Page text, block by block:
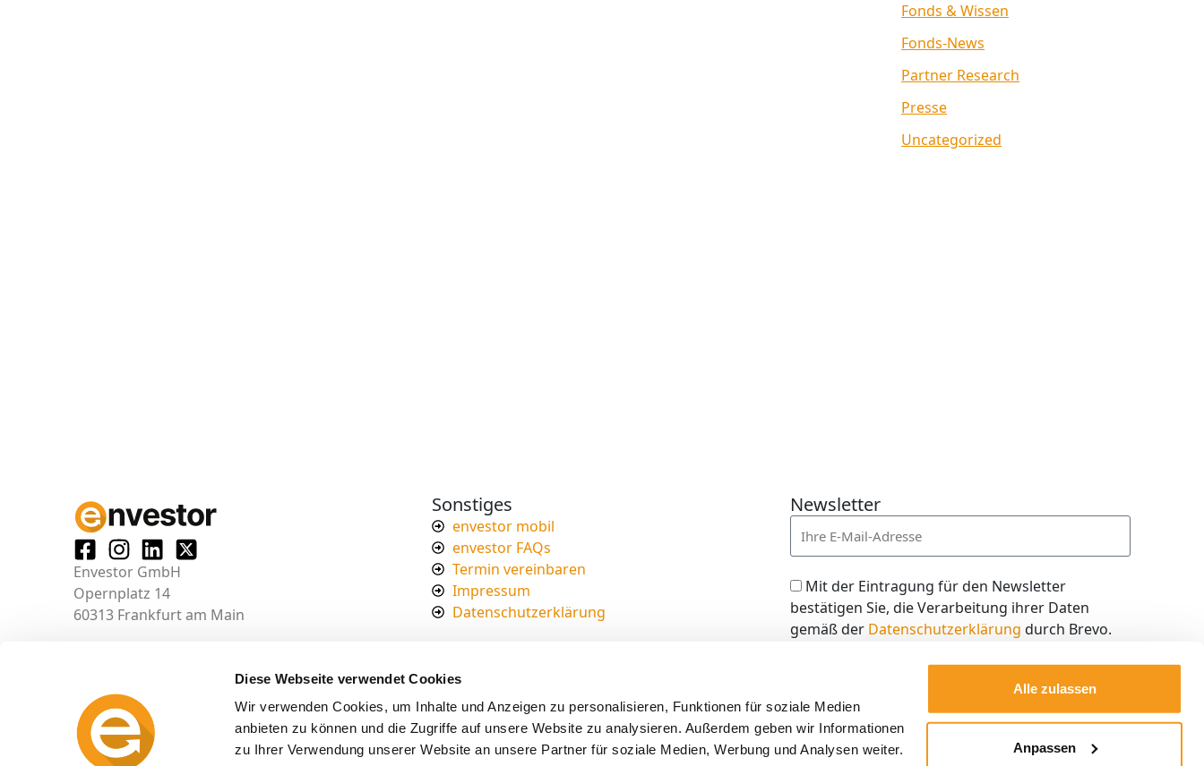
Diese Webseite verwendet Cookies
Wir verwenden Cookies, um Inhalte und Anzeigen zu personalisieren, Funktionen für soziale Medien
anbieten zu können und die Zugriffe auf unsere Website zu analysieren. Außerdem geben wir Informationen
zu Ihrer Verwendung unserer Website an unsere Partner für soziale Medien, Werbung und Analysen weiter.
Alle zulassen
Anpassen
Fonds & Wissen
Fonds-News
Partner Research
Presse
Uncategorized
Envestor GmbH
Opernplatz 14
60313 Frankfurt am Main
Sonstiges
envestor mobil
envestor FAQs
Termin vereinbaren
Impressum
Datenschutzerklärung
Newsletter
Mit der Eintragung für den Newsletter
bestätigen Sie, die Verarbeitung ihrer Daten
gemäß der Datenschutzerklärung durch Brevo.
den ich jederzeit mit dem Link im Newsletter
Kostenlos abonnieren